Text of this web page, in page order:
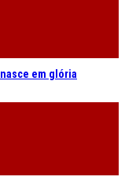
em glória